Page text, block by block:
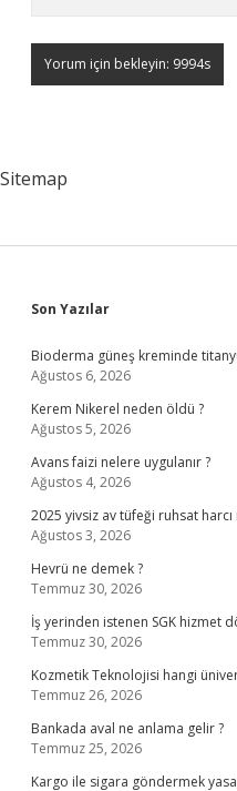
Sitemap
Sidebar
Son Yazılar
Bioderma güneş kreminde
Ağustos 6, 2026
Kerem Nikerel neden öldü ?
Ağustos 5, 2026
Avans faizi nelere uygulanır ?
Ağustos 4, 2026
2025 yivsiz av tüfeği ruhsat harcı
Ağustos 3, 2026
Hevrü ne demek ?
Temmuz 30, 2026
İş yerinden istenen SGK hizmet
Temmuz 30, 2026
Kozmetik Teknolojisi hangi
Temmuz 26, 2026
Bankada aval ne anlama gelir ?
Temmuz 25, 2026
Kargo ile sigara göndermek yasal